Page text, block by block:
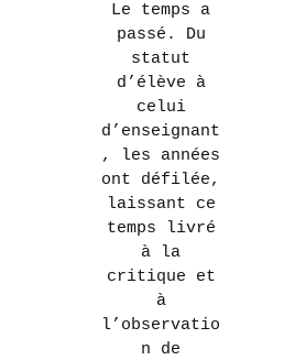
Le temps a
passé. Du
statut
d’élève à
celui
d’enseignant
, les années
ont défilée,
laissant ce
temps livré
à la
critique et
à
l’observatio
n de